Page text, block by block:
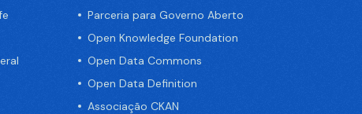
Parceria para Governo Aberto
Open Knowledge Foundation
Open Data Commons
Open Data Definition
Associação CKAN